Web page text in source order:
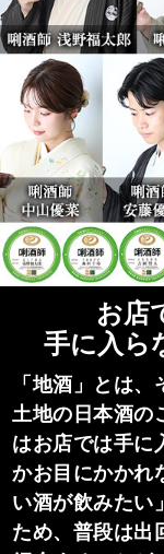
お店
手に入ら
「地酒」とは
土地の日本酒の
はお店では手に
かお目にかかれ
い酒が飲みたい
ため、普段は出